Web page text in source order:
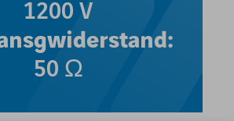
1200 V
50 Ω